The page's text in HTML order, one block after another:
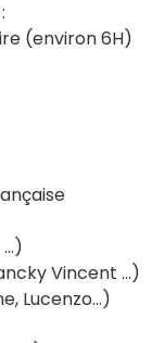
(environ 6H)
…)
Vincent …)
Lucenzo…)